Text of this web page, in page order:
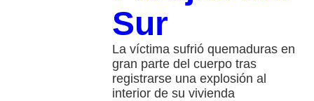
Sur
La víctima sufrió quemaduras en
gran parte del cuerpo tras
registrarse una explosión al
interior de su vivienda